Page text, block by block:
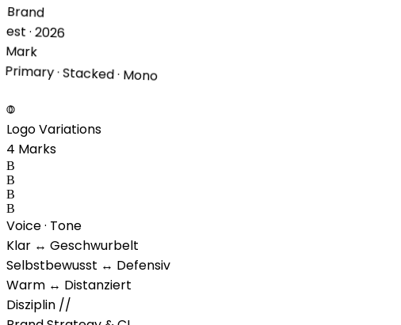
Brand
est · 2026
Mark
Primary·Stacked· Mono
Logo Variations
4 Marks
B
B
B
B
Voice · Tone
Klar ↔ Geschwurbelt
Selbstbewusst ↔ Defensiv
Warm ↔ Distanziert
Disziplin //